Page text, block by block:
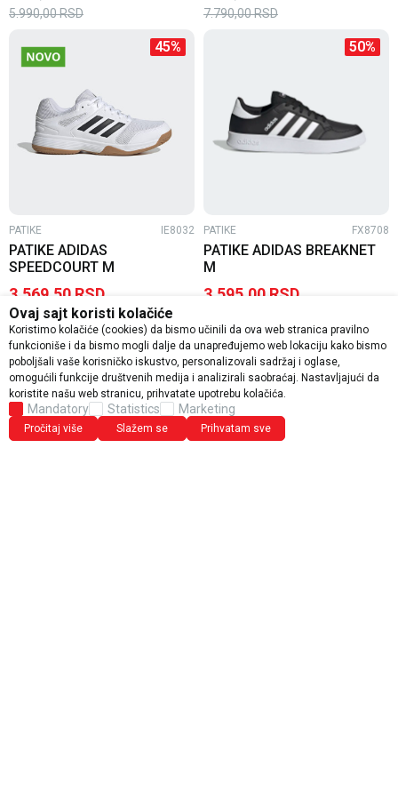
5.990,00RSD
7.790,00RSD
45%
PATIKE IE8032
PATIKE ADIDAS
SPEEDCOURT M
3.569,50 RSD
6.490,00RSD
50%
PATIKE FX8708
PATIKE ADIDAS BREAKNET
M
3.595,00 RSD
60% 60%
Ovaj sajt koristi kolačiće
Koristimo kolačiće (cookies) da bismo učinili da ova web stranica pravilno
funkcioniše i da bismo mogli dalje da unapređujemo web lokaciju kako bismo
poboljšali vaše korisničko iskustvo, personalizovali sadržaj i oglase,
omogućili funkcije društvenih medija i analizirali saobraćaj. Nastavljajući da
koristite našu web stranicu, prihvatate upotrebu kolačića.
Mandatory Statistics Marketing
Pročitaj više Slažem se Prihvatam sve